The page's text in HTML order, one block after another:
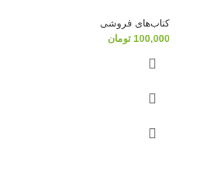
کتاب‌های فروشی
100,000 تومان